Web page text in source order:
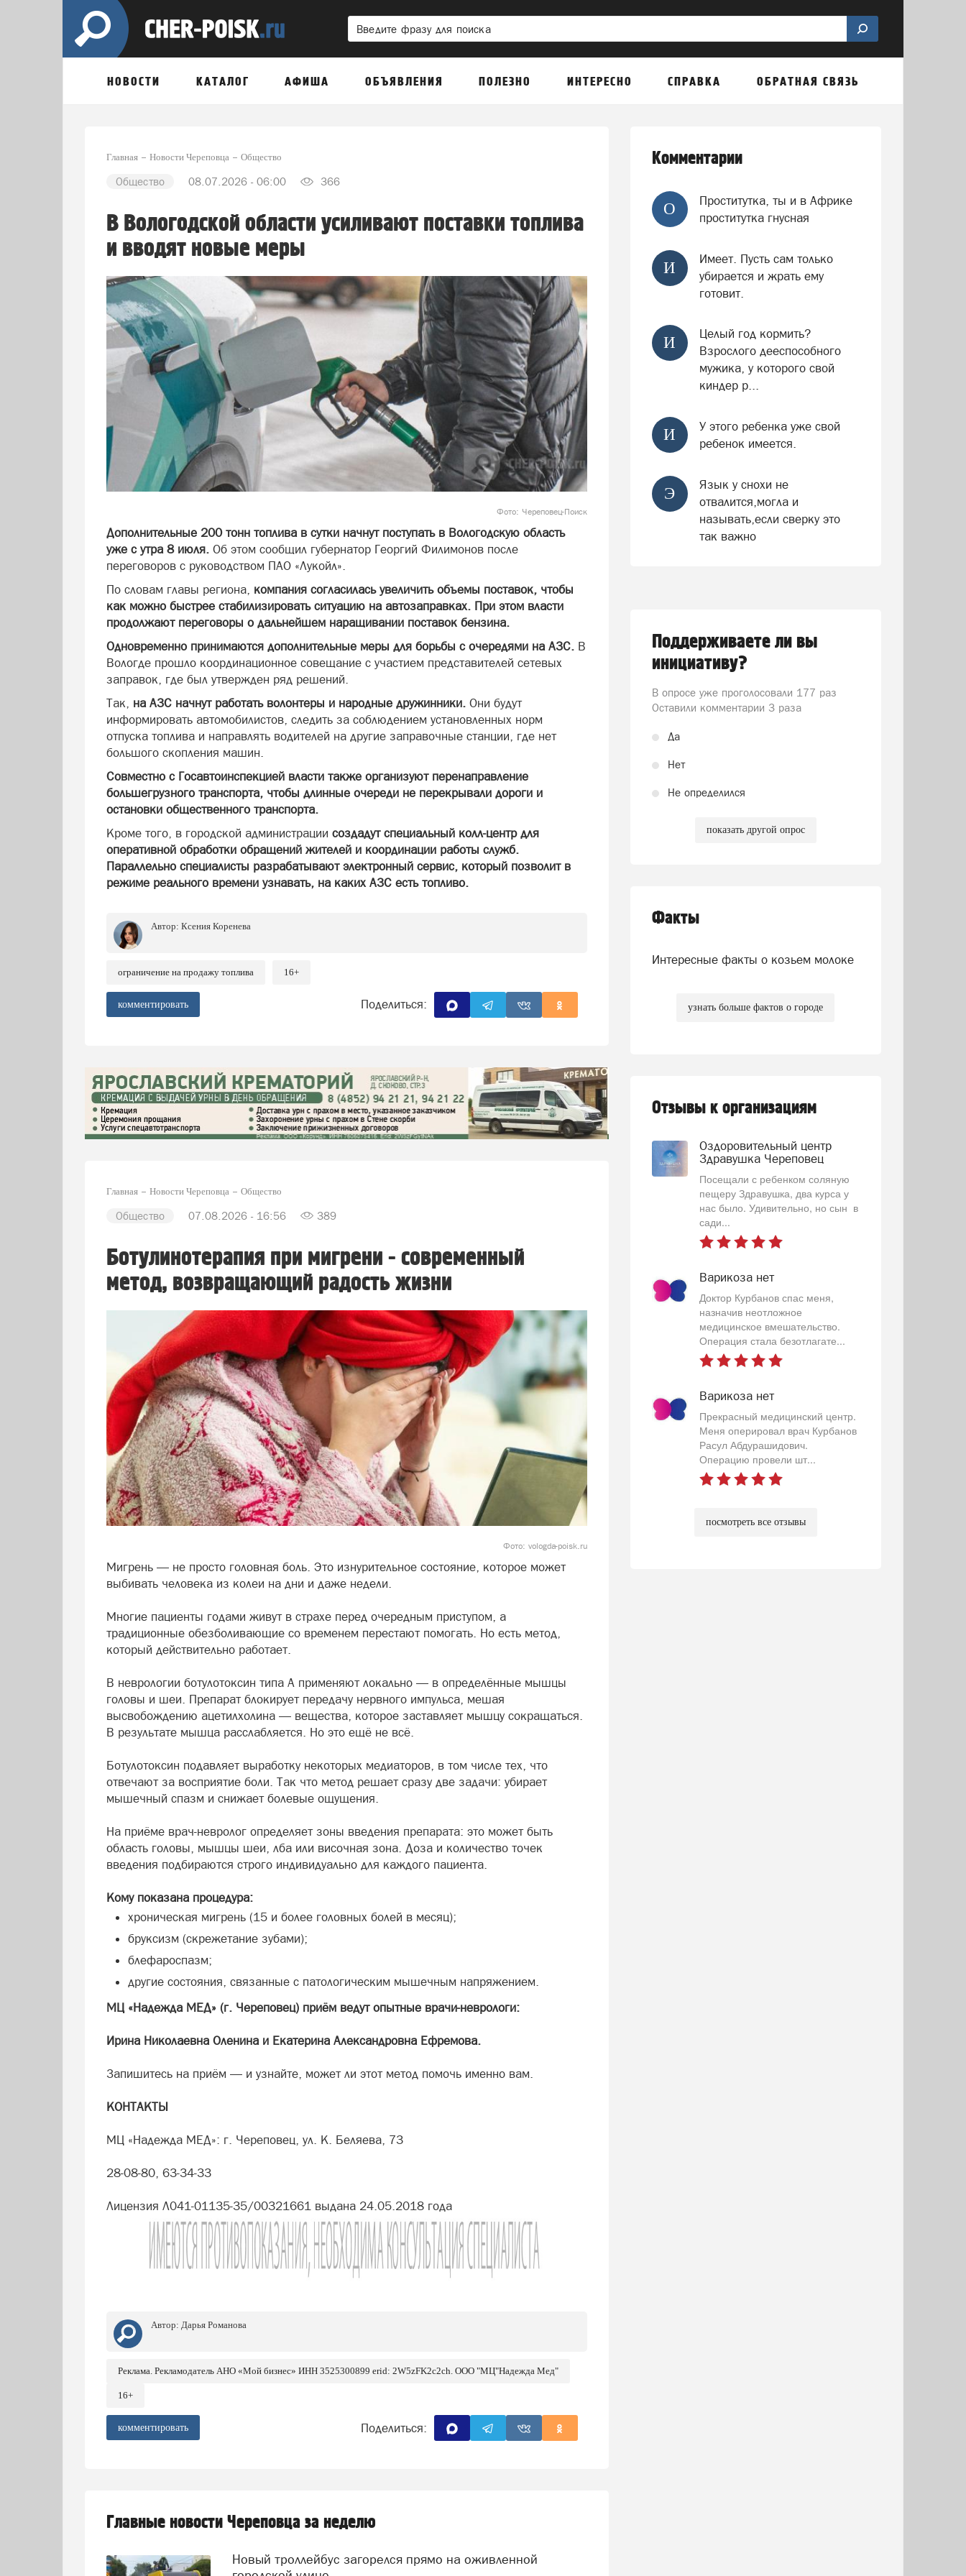
НОВОСТИ КАТАЛОГ АФИША ОБЪЯВЛЕНИЯ ПОЛЕЗНО ИНТЕРЕСНО СПРАВКА ОБРАТНАЯ СВЯЗЬ
Главная Новости Череповца Общество
Общество 08.07.2026 - 06:00 366
В Вологодской области усиливают поставки топлива
и вводят новые меры
Фото: Череповец-Поиск
Дополнительные 200 тонн топлива в сутки начнут поступать в Вологодскую область
уже с утра 8 июля. Об этом сообщил губернатор Георгий Филимонов после
переговоров с руководством ПАО «Лукойл».
По словам главы региона, компания согласилась увеличить объемы поставок, чтобы
как можно быстрее стабилизировать ситуацию на автозаправках. При этом власти
продолжают переговоры о дальнейшем наращивании поставок бензина.
Одновременно принимаются дополнительные меры для борьбы с очередями на АЗС. В
Вологде прошло координационное совещание с участием представителей сетевых
заправок, где был утвержден ряд решений.
Так, на АЗС начнут работать волонтеры и народные дружинники. Они будут
информировать автомобилистов, следить за соблюдением установленных норм
отпуска топлива и направлять водителей на другие заправочные станции, где нет
большого скопления машин.
Совместно с Госавтоинспекцией власти также организуют перенаправление
большегрузного транспорта, чтобы длинные очереди не перекрывали дороги и
остановки общественного транспорта.
Кроме того, в городской администрации создадут специальный колл-центр для
оперативной обработки обращений жителей и координации работы служб.
Параллельно специалисты разрабатывают электронный сервис, который позволит в
режиме реального времени узнавать, на каких АЗС есть топливо.
Автор: Ксения Коренева
ограничение на продажу топлива 16+
комментировать Поделиться:
Главная Новости Череповца Общество
Общество 07.08.2026 - 16:56 389
Ботулинотерапия при мигрени - современный
метод, возвращающий радость жизни
Фото: vologda-poisk.ru
Мигрень — не просто головная боль. Это изнурительное состояние, которое может
выбивать человека из колеи на дни и даже недели.
Многие пациенты годами живут в страхе перед очередным приступом, а
традиционные обезболивающие со временем перестают помогать. Но есть метод,
который действительно работает.
В неврологии ботулотоксин типа А применяют локально — в определённые мышцы
головы и шеи. Препарат блокирует передачу нервного импульса, мешая
высвобождению ацетилхолина — вещества, которое заставляет мышцу сокращаться.
В результате мышца расслабляется. Но это ещё не всё.
Ботулотоксин подавляет выработку некоторых медиаторов, в том числе тех, что
отвечают за восприятие боли. Так что метод решает сразу две задачи: убирает
мышечный спазм и снижает болевые ощущения.
На приёме врач-невролог определяет зоны введения препарата: это может быть
область головы, мышцы шеи, лба или височная зона. Доза и количество точек
введения подбираются строго индивидуально для каждого пациента.
Кому показана процедура:
хроническая мигрень (15 и более головных болей в месяц);
бруксизм (скрежетание зубами);
блефароспазм;
другие состояния, связанные с патологическим мышечным напряжением.
МЦ «Надежда МЕД» (г. Череповец) приём ведут опытные врачи-неврологи:
Ирина Николаевна Оленина и Екатерина Александровна Ефремова.
Запишитесь на приём — и узнайте, может ли этот метод помочь именно вам.
КОНТАКТЫ
МЦ «Надежда МЕД»: г. Череповец, ул. К. Беляева, 73
28-08-80, 63-34-33
Лицензия Л041-01135-35/00321661 выдана 24.05.2018 года
Автор: Дарья Романова
Реклама. Рекламодатель АНО «Мой бизнес» ИНН 3525300899 erid: 2W5zFK2c2ch. ООО "МЦ"Надежда Мед"
16+
комментировать Поделиться:
Главные новости Череповца за неделю
Новый троллейбус загорелся прямо на оживленной
Комментарии
О
Проститутка, ты и в Африке
проститутка гнусная
И
Имеет. Пусть сам только
убирается и жрать ему
готовит.
И
Целый год кормить?
Взрослого дееспособного
мужика, у которого свой
киндер р...
И
У этого ребенка уже свой
ребенок имеется.
Э
Язык у снохи не
отвалится,могла и
называть,если сверку это
так важно
Поддерживаете ли вы
инициативу?
В опросе уже проголосовали 177 раз
Оставили комментарии 3 раза
Да
Нет
Не определился
показать другой опрос
Факты
Интересные факты о козьем молоке
узнать больше фактов о городе
Отзывы к организациям
Оздоровительный центр
Здравушка Череповец
Посещали с ребенком соляную
пещеру Здравушка, два курса у
нас было. Удивительно, но сын в
сади...
Варикоза нет
Доктор Курбанов спас меня,
назначив неотложное
медицинское вмешательство.
Операция стала безотлагате...
Варикоза нет
Прекрасный медицинский центр.
Меня оперировал врач Курбанов
Расул Абдурашидович.
Операцию провели шт...
посмотреть все отзывы